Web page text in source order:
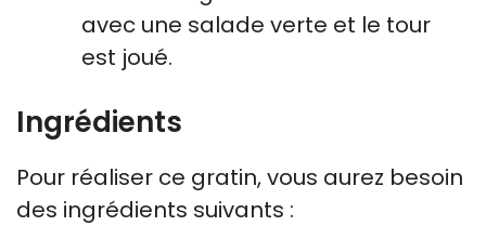
avec une salade verte et le tour
est joué.
Ingrédients
Pour réaliser ce gratin, vous aurez besoin
des ingrédients suivants :